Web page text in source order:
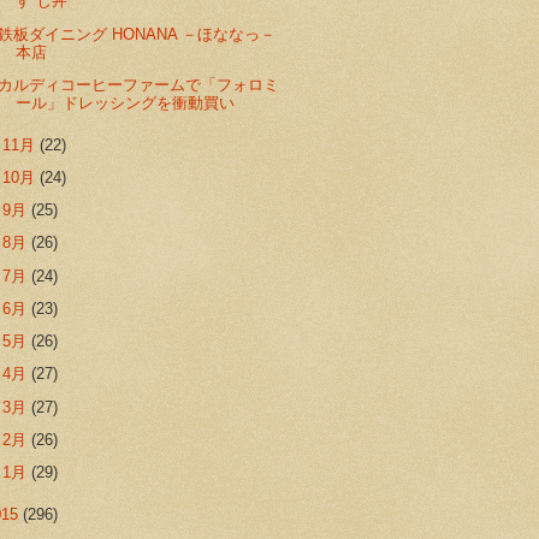
板ダイニング HONANA －ほななっ－
本店
ルディコーヒーファームで「フォロミ
ール」ドレッシングを衝動買い
11月(22)
10月(24)
9月(25)
8月(26)
7月(24)
6月(23)
5月(26)
4月(27)
3月(27)
2月(26)
1月(29)
(296)